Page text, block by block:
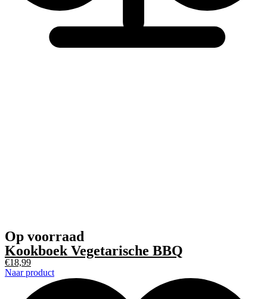
Op voorraad
Kookboek Vegetarische BBQ
€18,99
Naar product